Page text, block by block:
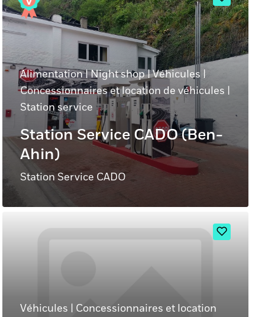
Alimentation|Night shop|Véhicules |
Concessionnaires et location de véhicules |
Station service
Station Service CADO (Ben-
Ahin)
Station Service CADO
Véhicules | Concessionnaires et location